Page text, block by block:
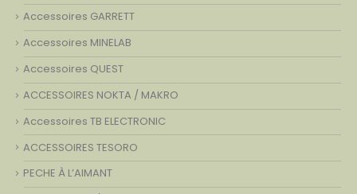
Accessoires GARRETT
Accessoires MINELAB
Accessoires QUEST
ACCESSOIRES NOKTA / MAKRO
Accessoires TB ELECTRONIC
ACCESSOIRES TESORO
PECHE À L’AIMANT